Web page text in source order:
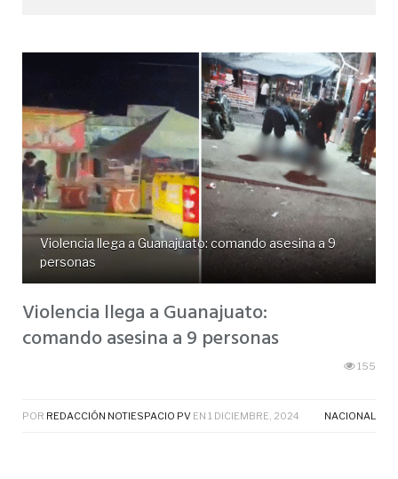
Violencia llega a Guanajuato: comando asesina a 9
personas
Violencia llega a Guanajuato:
comando asesina a 9 personas
155
POR REDACCIÓN NOTIESPACIO PV EN 1 DICIEMBRE, 2024 NACIONAL